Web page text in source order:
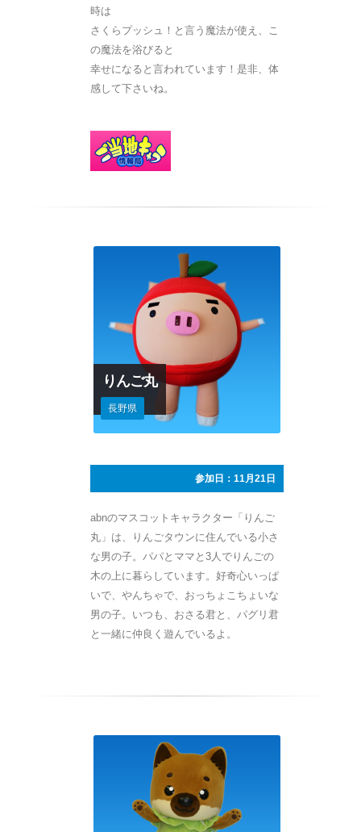
時は
さくらプッシュ！と言う魔法が使え、こ
の魔法を浴びると
幸せになると言われています！是非、体
感して下さいね。
りんご丸
長野県
参加日：11月21日
abnのマスコットキャラクター「りんご
丸」は、りんごタウンに住んでいる小さ
な男の子。パパとママと3人でりんごの
木の上に暮らしています。好奇心いっぱ
いで、やんちゃで、おっちょこちょいな
男の子。いつも、おさる君と、パグリ君
と一緒に仲良く遊んでいるよ。